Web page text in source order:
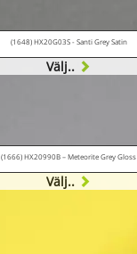
(1648) HX20G03S - Santi Grey Satin
Välj..
(1666) HX20990B – Meteorite Grey Gloss
Välj..